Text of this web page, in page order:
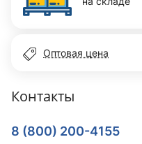
Оптовая цена
Контакты
8 (800) 200-4155